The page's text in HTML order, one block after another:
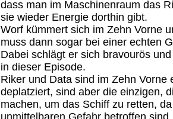
dass man im Maschinenraum das
sie wieder Energie dorthin gibt.
Worf kümmert sich im Zehn Vorne
muss dann sogar bei einer echten
Dabei schlägt er sich bravourös
in dieser Episode.
Riker und Data sind im Zehn Vorne
deplatziert, sind aber die einzigen,
machen, um das Schiff zu retten,